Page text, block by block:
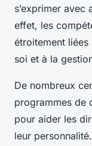
s’exprimer avec
effet, les
étroitement liées
soi et à la
De nombreux
programmes de
pour aider les
leur